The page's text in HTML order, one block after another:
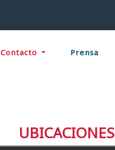
Contacto Prensa
UBICACIONES